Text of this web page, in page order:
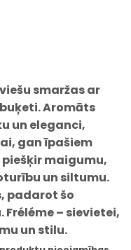
smaržas ar
Aromāts
un eleganci,
gan īpašiem
piešķir maigumu,
un siltumu.
padarot šo
– sievietei,
un stilu.